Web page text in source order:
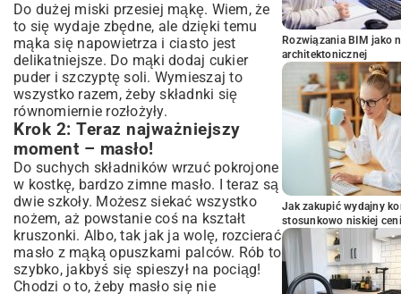
Do dużej miski przesiej mąkę. Wiem, że
to się wydaje zbędne, ale dzięki temu
mąka się napowietrza i ciasto jest
delikatniejsze. Do mąki dodaj cukier
puder i szczyptę soli. Wymieszaj to
wszystko razem, żeby składnki się
równomiernie rozłożyły.
Krok 2: Teraz najważniejszy
moment – masło!
Do suchych składników wrzuć pokrojone
w kostkę, bardzo zimne masło. I teraz są
dwie szkoły. Możesz siekać wszystko
nożem, aż powstanie coś na kształt
kruszonki. Albo, tak jak ja wolę, rozcierać
masło z mąką opuszkami palców. Rób to
szybko, jakbyś się spieszył na pociąg!
Chodzi o to, żeby masło się nie
Rozwiązania BIM jako
architektonicznej
Jak zakupić wydajny
stosunkowo niskiej